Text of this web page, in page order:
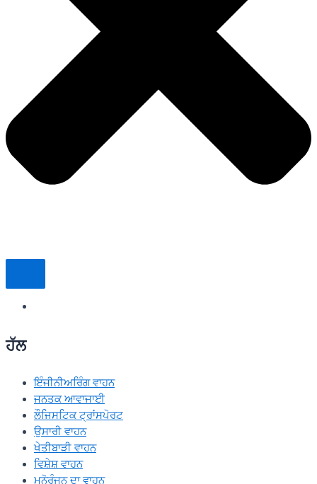
ਹੱਲ
ਇੰਜੀਨੀਅਰਿੰਗ ਵਾਹਨ
ਜਨਤਕ ਆਵਾਜਾਈ
ਲੌਜਿਸਟਿਕ ਟ੍ਰਾਂਸਪੋਰਟ
ਉਸਾਰੀ ਵਾਹਨ
ਖੇਤੀਬਾੜੀ ਵਾਹਨ
ਵਿਸ਼ੇਸ਼ ਵਾਹਨ
ਮਨੋਰੰਜਨ ਦਾ ਵਾਹਨ